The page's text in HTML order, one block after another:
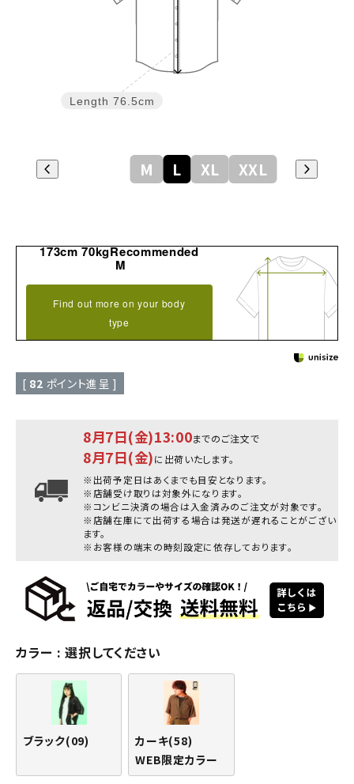
Length 76.5cm
M L XL XXL
173cm 70kgRecommended
M
Find out more on your body
type
[ 82 ポイント進呈 ]
8月7日(金)13:00までのご注文で
8月7日(金)に出荷いたします。
※出荷予定日はあくまでも目安となります。
※店舗受け取りは対象外になります。
※コンビニ決済の場合は入金済みのご注文が対象です。
※店舗在庫にて出荷する場合は発送が遅れることがござい
ます。
※お客様の端末の時刻設定に依存しております。
カラー 選択してください
ブラック(09)
カーキ(58)
WEB限定カラー